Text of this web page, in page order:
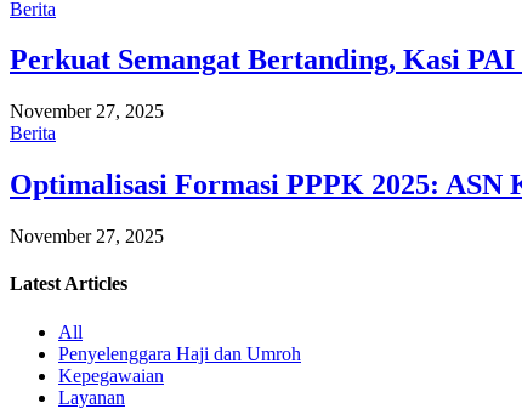
Berita
Perkuat Semangat Bertanding, Kasi
November 27, 2025
Berita
Optimalisasi Formasi PPPK 2025: ASN
November 27, 2025
Latest Articles
All
Penyelenggara Haji dan Umroh
Kepegawaian
Layanan